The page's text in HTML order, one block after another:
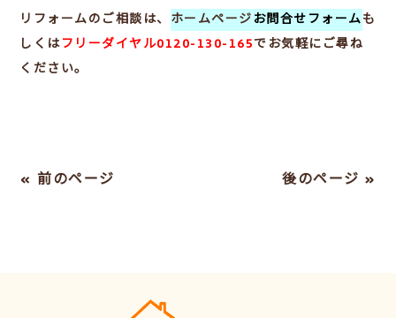
リフォームのご相談は、 ホームページお問合せフォームも
しくはフリーダイヤル0120-130-165でお気軽にご尋ね
ください。
« 前のページ 後のページ »